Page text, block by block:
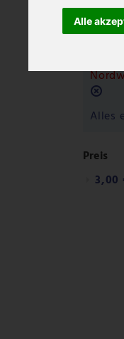
Alle
Artikel
Alles
Preis
3,00